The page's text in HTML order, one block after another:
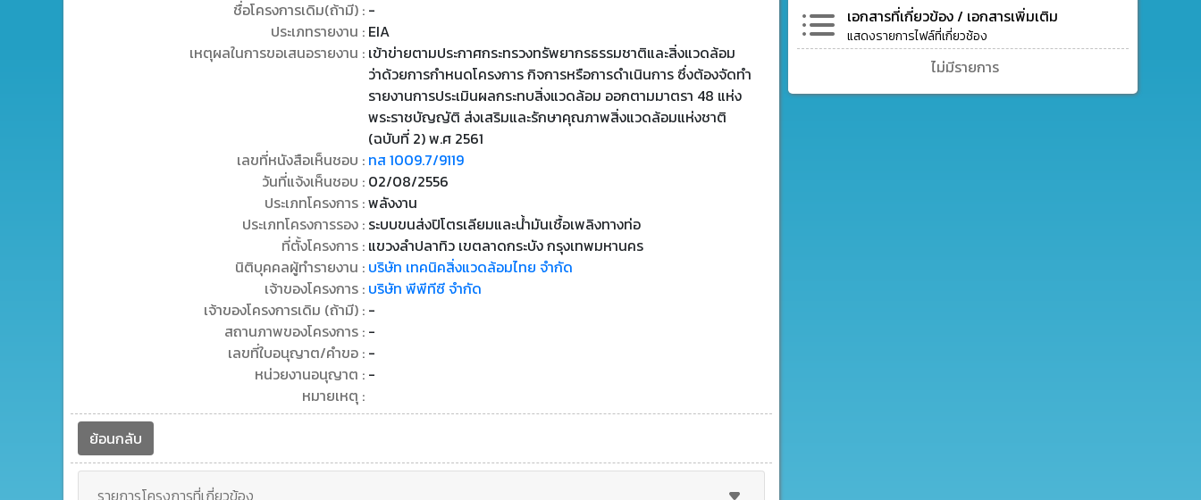
ชื่อโครงการเดิม(ถ้ามี) : -
ประเภทรายงาน : EIA
เหตุผลในการขอเสนอรายงาน : เข้าข่ายตามประกาศกระทรวงทรัพยากรธรรมชาติและสิ่งแวดล้อม
ว่าด้วยการกำหนดโครงการ กิจการหรือการดำเนินการ ซึ่งต้องจัดทำ
รายงานการประเมินผลกระทบสิ่งแวดล้อม ออกตามมาตรา 48 แห่ง
พระราชบัญญัติ ส่งเสริมและรักษาคุณภาพสิ่งแวดล้อมแห่งชาติ
(ฉบับที่ 2) พ.ศ 2561
เลขที่หนังสือเห็นชอบ : ทส 1009.7/9119
วันที่แจ้งเห็นชอบ : 02/08/2556
ประเภทโครงการ :พลังงาน
ประเภทโครงการรอง : ระบบขนส่งปิโตรเลียมและน้ํามันเชื้อเพลิงทางท่อ
ที่ตั้งโครงการ : แขวงลำปลาทิว เขตลาดกระบัง กรุงเทพมหานคร
นิติบุคคลผู้ทำรายงาน : บริษัท เทคนิคสิ่งแวดล้อมไทย จำกัด
เจ้าของโครงการ : บริษัท พีพีทีซี จำกัด
เจ้าของโครงการเดิม (ถ้ามี) : -
สถานภาพของโครงการ : -
เลขที่ใบอนุญาต/คำขอ : -
หน่วยงานอนุญาต : -
หมายเหตุ :
ย้อนกลับ
เอกสารที่เกี่ยวข้อง / เอกสารเพิ่มเติม
แสดงรายการไฟล์ที่เกี่ยวช้อง
ไม่มีรายการ